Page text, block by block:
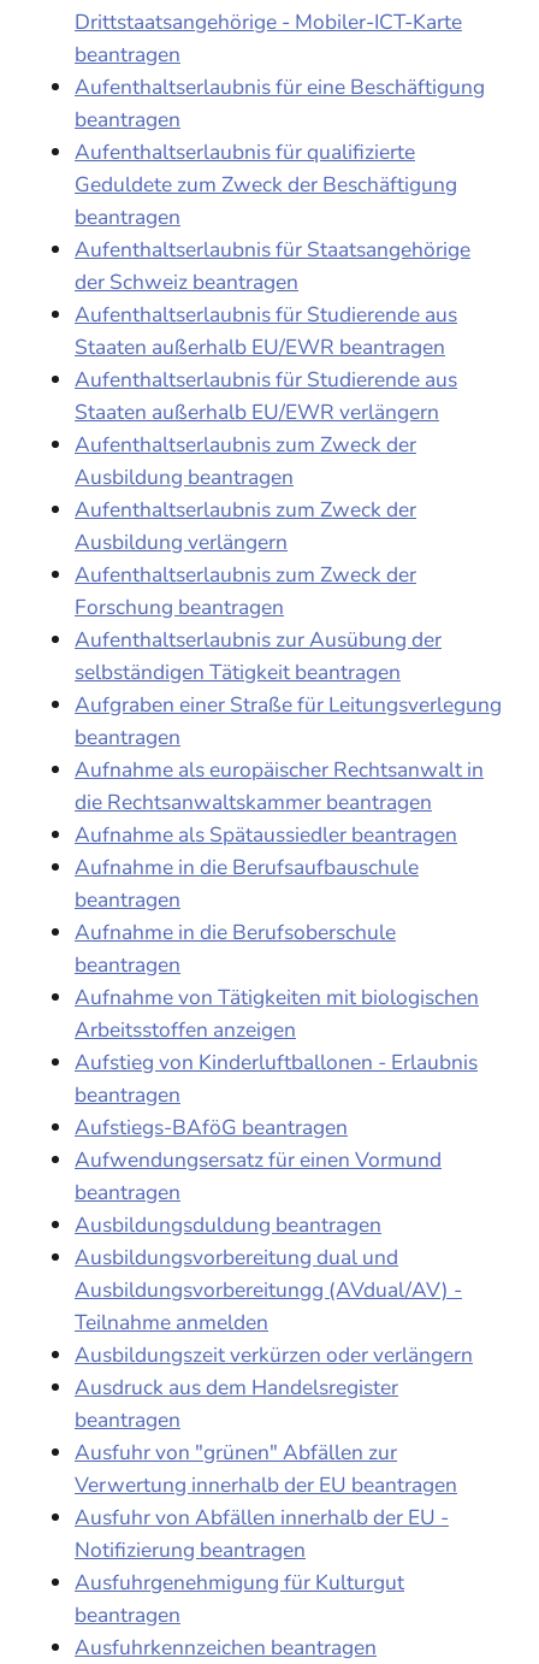
Drittstaatsangehörige - Mobiler-ICT-Karte
beantragen
Aufenthaltserlaubnis für eine Beschäftigung
beantragen
Aufenthaltserlaubnis für qualifizierte
Geduldete zum Zweck der Beschäftigung
beantragen
Aufenthaltserlaubnis für Staatsangehörige
der Schweiz beantragen
Aufenthaltserlaubnis für Studierende aus
Staaten außerhalb EU/EWR beantragen
Aufenthaltserlaubnis für Studierende aus
Staaten außerhalb EU/EWR verlängern
Aufenthaltserlaubnis zum Zweck der
Ausbildung beantragen
Aufenthaltserlaubnis zum Zweck der
Ausbildung verlängern
Aufenthaltserlaubnis zum Zweck der
Forschung beantragen
Aufenthaltserlaubnis zur Ausübung der
selbständigen Tätigkeit beantragen
Aufgraben einer Straße für Leitungsverlegung
beantragen
Aufnahme als europäischer Rechtsanwalt in
die Rechtsanwaltskammer beantragen
Aufnahme als Spätaussiedler beantragen
Aufnahme in die Berufsaufbauschule
beantragen
Aufnahme in die Berufsoberschule
beantragen
Aufnahme von Tätigkeiten mit biologischen
Arbeitsstoffen anzeigen
Aufstieg von Kinderluftballonen - Erlaubnis
beantragen
Aufstiegs-BAföG beantragen
Aufwendungsersatz für einen Vormund
beantragen
Ausbildungsduldung beantragen
Ausbildungsvorbereitung dual und
Ausbildungsvorbereitungg (AVdual/AV) -
Teilnahme anmelden
Ausbildungszeit verkürzen oder verlängern
Ausdruck aus dem Handelsregister
beantragen
Ausfuhr von "grünen" Abfällen zur
Verwertung innerhalb der EU beantragen
Ausfuhr von Abfällen innerhalb der EU -
Notifizierung beantragen
Ausfuhrgenehmigung für Kulturgut
beantragen
Ausfuhrkennzeichen beantragen